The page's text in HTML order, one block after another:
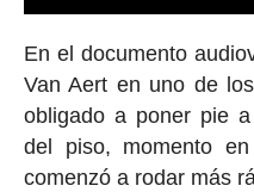
En el documento
Van Aert en uno de
obligado a poner pie
del piso, momento
comenzó a rodar más